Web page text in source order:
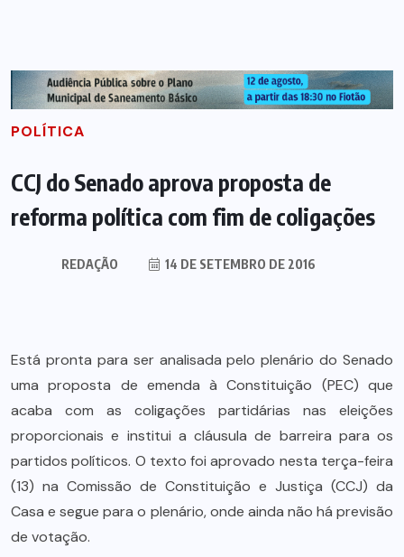
POLÍTICA
CCJ do Senado aprova proposta de
reforma política com fim de coligações
REDAÇÃO 14 DE SETEMBRO DE 2016
Está pronta para ser analisada pelo plenário do Senado
uma proposta de emenda à Constituição (PEC) que
acaba com as coligações partidárias nas eleições
proporcionais e institui a cláusula de barreira para os
partidos políticos. O texto foi aprovado nesta terça-feira
(13) na Comissão de Constituição e Justiça (CCJ) da
Casa e segue para o plenário, onde ainda não há previsão
de votação.